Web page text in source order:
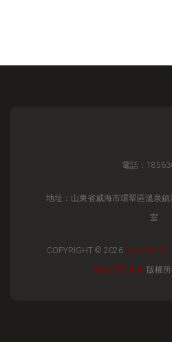
電話：
地址：山東省威海市環翠區溫泉
室
COPYRIGHT © 2026
有限公司 水果 版權